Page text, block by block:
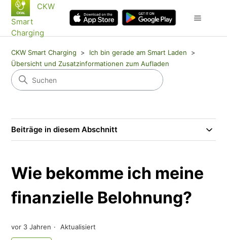
CKW
Smart
Charging
CKW Smart Charging
Ich bin gerade am Smart Laden
Übersicht und Zusatzinformationen zum Aufladen
Beiträge in diesem Abschnitt
Wie bekomme ich meine
finanzielle Belohnung?
vor 3 Jahren Aktualisiert